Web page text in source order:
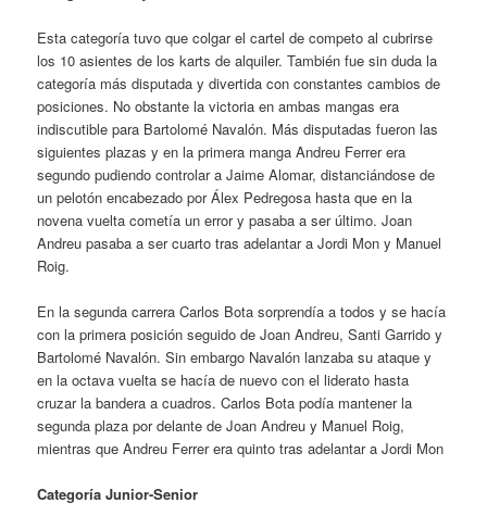
Esta categoría tuvo que colgar el cartel de competo al cubrirse
los 10 asientes de los karts de alquiler. También fue sin duda la
categoría más disputada y divertida con constantes cambios de
posiciones. No obstante la victoria en ambas mangas era
indiscutible para Bartolomé Navalón. Más disputadas fueron las
siguientes plazas y en la primera manga Andreu Ferrer era
segundo pudiendo controlar a Jaime Alomar, distanciándose de
un pelotón encabezado por Álex Pedregosa hasta que en la
novena vuelta cometía un error y pasaba a ser último. Joan
Andreu pasaba a ser cuarto tras adelantar a Jordi Mon y Manuel
Roig.
En la segunda carrera Carlos Bota sorprendía a todos y se hacía
con la primera posición seguido de Joan Andreu, Santi Garrido y
Bartolomé Navalón. Sin embargo Navalón lanzaba su ataque y
en la octava vuelta se hacía de nuevo con el liderato hasta
cruzar la bandera a cuadros. Carlos Bota podía mantener la
segunda plaza por delante de Joan Andreu y Manuel Roig,
mientras que Andreu Ferrer era quinto tras adelantar a Jordi Mon
Categoría Junior-Senior